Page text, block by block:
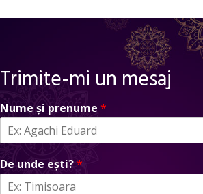
Trimite-mi un mesaj
Nume și prenume *
De unde ești?*